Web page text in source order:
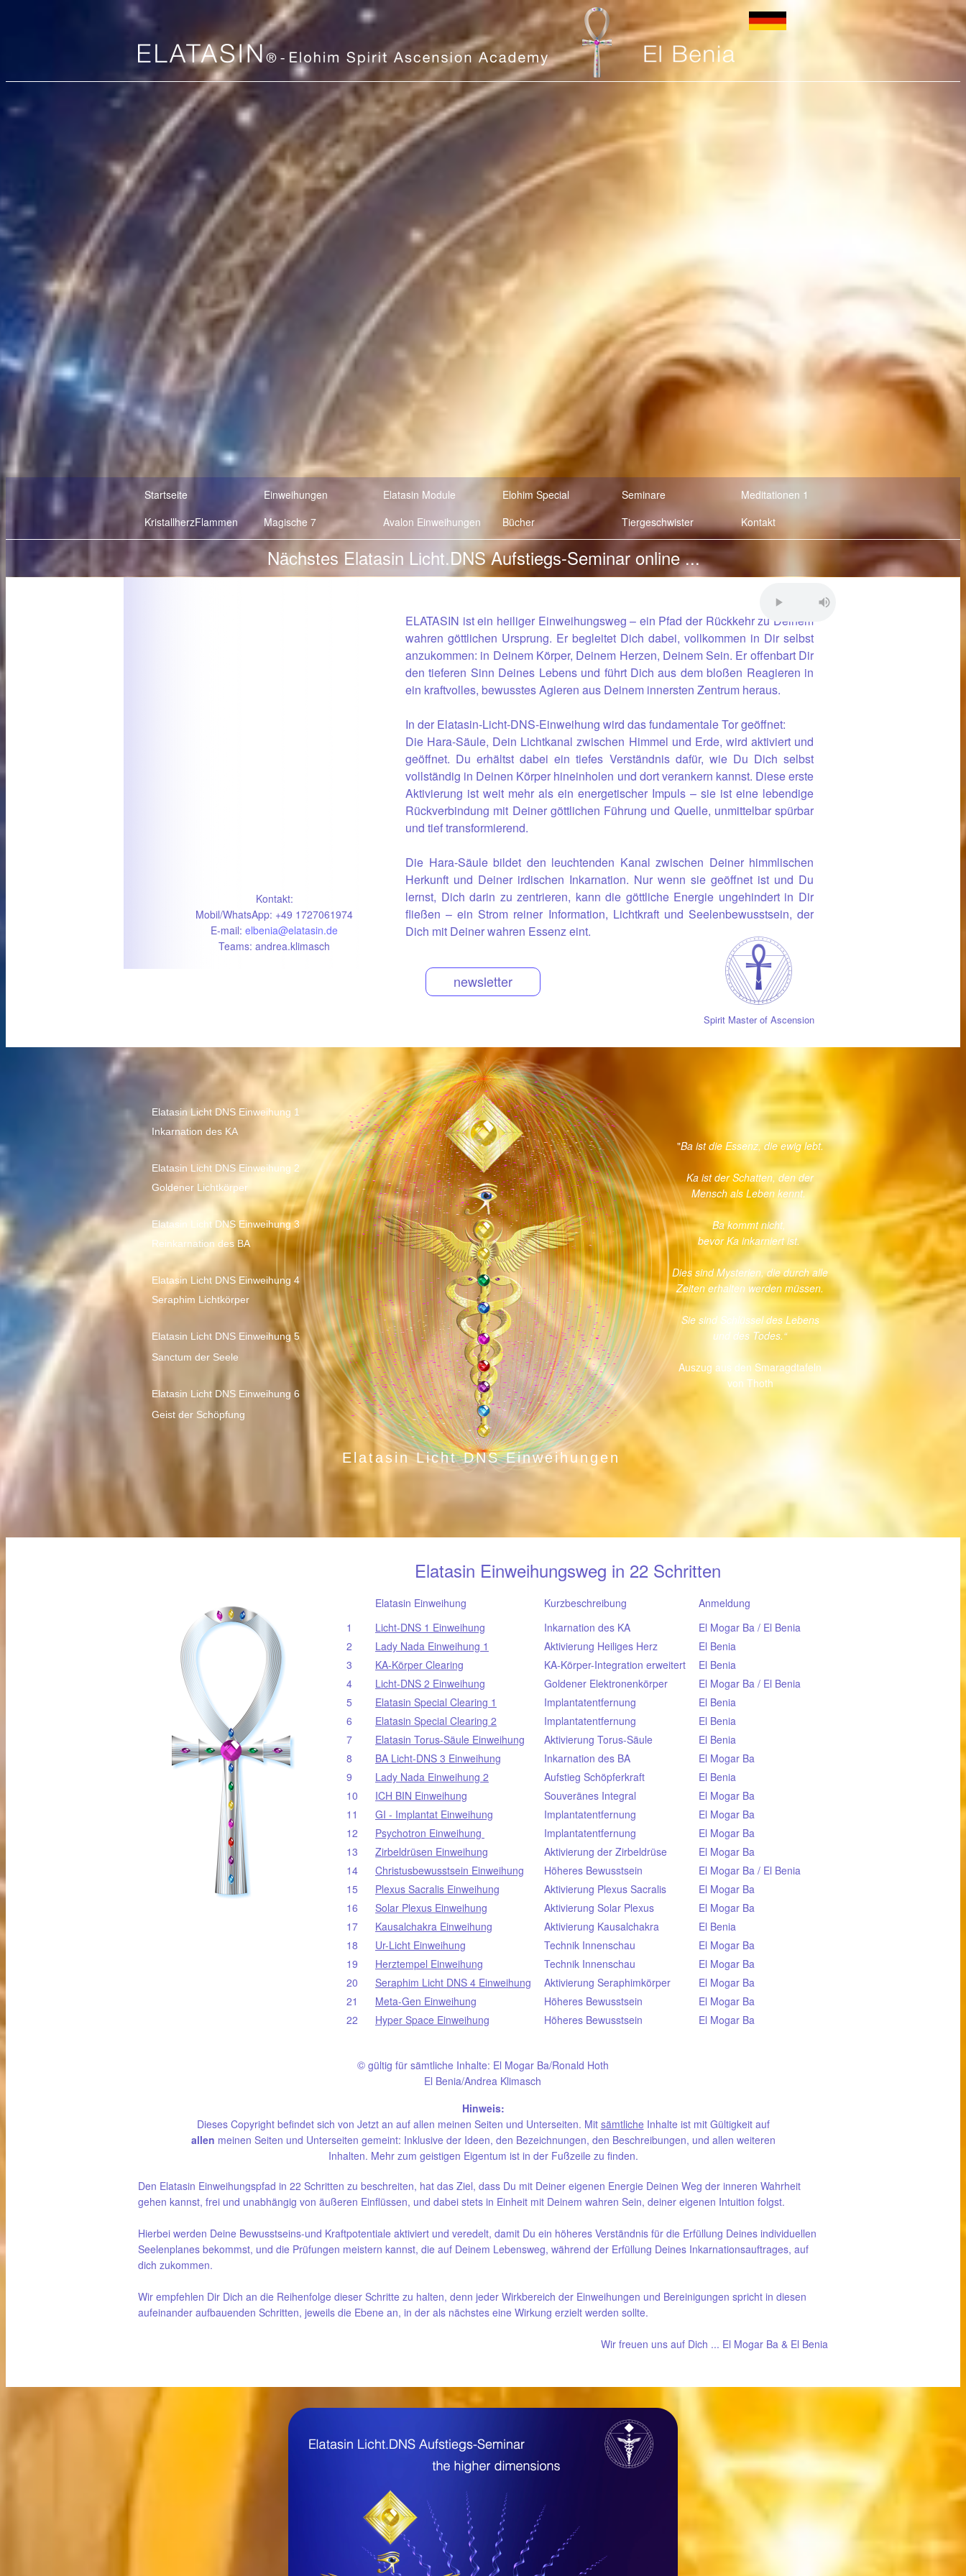
Startseite Einweihungen Elatasin Module Elohim Special Seminare
Meditationen 1
KristallherzFlammen
Magische 7 Avalon Einweihungen Bücher Tiergeschwister Kontakt
... Elatasin Grad 1- Mittwoch, 3.6.2026
ELATASIN ist ein heiliger Einweihungsweg – ein Pfad der Rückkehr zu Deinem
wahren göttlichen Ursprung. Er begleitet Dich dabei, vollkommen in Dir selbst
anzukommen: in Deinem Körper, Deinem Herzen, Deinem Sein. Er offenbart Dir
den tieferen Sinn Deines Lebens und führt Dich aus dem bloßen Reagieren in
ein kraftvolles, bewusstes Agieren aus Deinem innersten Zentrum heraus.
In der Elatasin-Licht-DNS-Einweihung wird das fundamentale Tor geöffnet:
Die Hara-Säule, Dein Lichtkanal zwischen Himmel und Erde, wird aktiviert und
geöffnet. Du erhältst dabei ein tiefes Verständnis dafür, wie Du Dich selbst
vollständig in Deinen Körper hineinholen und dort verankern kannst. Diese erste
Aktivierung ist weit mehr als ein energetischer Impuls – sie ist eine lebendige
Rückverbindung mit Deiner göttlichen Führung und Quelle, unmittelbar spürbar
und tief transformierend.
Die Hara-Säule bildet den leuchtenden Kanal zwischen Deiner himmlischen
Herkunft und Deiner irdischen Inkarnation. Nur wenn sie geöffnet ist und Du
lernst, Dich darin zu zentrieren, kann die göttliche Energie ungehindert in Dir
fließen – ein Strom reiner Information, Lichtkraft und Seelenbewusstsein, der
Dich mit Deiner wahren Essenz eint.
newsletter
Spirit Master of Ascension
Kontakt:
Mobil/WhatsApp: +49 1727061974
E-mail: elbenia@elatasin.de
Teams: andrea.klimasch
Elatasin Einweihungsweg in 22 Schritten
1
2
3
4
5
6
7
8
9
10
11
12
13
14
15
16
17
18
19
20
21
22
Inkarnation des KA
Aktivierung Heiliges Herz
KA-Körper-Integration erweitert
Goldener Elektronenkörper
Implantatentfernung
Implantatentfernung
Aktivierung Torus-Säule
Inkarnation des BA
Aufstieg Schöpferkraft
Souveränes Integral
Implantatentfernung
Implantatentfernung
Aktivierung der Zirbeldrüse
Höheres Bewusstsein
Aktivierung Plexus Sacralis
Aktivierung Solar Plexus
Aktivierung Kausalchakra
Technik Innenschau
Technik Innenschau
Aktivierung Seraphimkörper
Höheres Bewusstsein
Höheres Bewusstsein
El Mogar Ba / El Benia
El Benia
El Benia
El Mogar Ba / El Benia
El Benia
El Benia
El Benia
El Mogar Ba
El Benia
El Mogar Ba
El Mogar Ba
El Mogar Ba
El Mogar Ba
El Mogar Ba / El Benia
El Mogar Ba
El Mogar Ba
El Benia
El Mogar Ba
El Mogar Ba
El Mogar Ba
El Mogar Ba
El Mogar Ba
Elatasin Einweihung Kurzbeschreibung Anmeldung
Den Elatasin Einweihungspfad in 22 Schritten zu beschreiten, hat das Ziel, dass Du mit Deiner eigenen Energie Deinen Weg der inneren Wahrheit
gehen kannst, frei und unabhängig von äußeren Einflüssen, und dabei stets in Einheit mit Deinem wahren Sein, deiner eigenen Intuition folgst.
Hierbei werden Deine Bewusstseins-und Kraftpotentiale aktiviert und veredelt, damit Du ein höheres Verständnis für die Erfüllung Deines individuellen
Seelenplanes bekommst, und die Prüfungen meistern kannst, die auf Deinem Lebensweg, während der Erfüllung Deines Inkarnationsauftrages, auf
dich zukommen.
Wir empfehlen Dir Dich an die Reihenfolge dieser Schritte zu halten, denn jeder Wirkbereich der Einweihungen und Bereinigungen spricht in diesen
aufeinander aufbauenden Schritten, jeweils die Ebene an, in der als nächstes eine Wirkung erzielt werden sollte.
Wir freuen uns auf Dich ... El Mogar Ba & El Benia
Licht-DNS 1 Einweihung
Lady Nada Einweihung 1
KA-Körper Clearing
Licht-DNS 2 Einweihung
Elatasin Special Clearing 1
Elatasin Special Clearing 2
Elatasin Torus-Säule Einweihung
BA Licht-DNS 3 Einweihung
Lady Nada Einweihung 2
ICH BIN Einweihung
GI - Implantat Einweihung
Psychotron Einweihung
Zirbeldrüsen Einweihung
Christusbewusstsein Einweihung
Plexus Sacralis Einweihung
Solar Plexus Einweihung
Kausalchakra Einweihung
Ur-Licht Einweihung
Herztempel Einweihung
Seraphim Licht DNS 4 Einweihung
Meta-Gen Einweihung
Hyper Space Einweihung
©gültig für sämtliche Inhalte: El Mogar Ba/Ronald Hoth
El Benia/Andrea Klimasch
Hinweis:
Dieses Copyright befindet sich von Jetzt an auf allen meinen Seiten und Unterseiten. Mit sämtliche Inhalte ist mit Gültigkeit auf
allen meinen Seiten und Unterseiten gemeint: Inklusive der Ideen, den Bezeichnungen, den Beschreibungen, und allen weiteren
Inhalten. Mehr zum geistigen Eigentum ist in der Fußzeile zu finden.